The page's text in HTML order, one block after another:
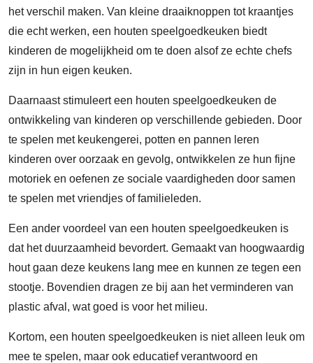
het verschil maken. Van kleine draaiknoppen tot kraantjes
die echt werken, een houten speelgoedkeuken biedt
kinderen de mogelijkheid om te doen alsof ze echte chefs
zijn in hun eigen keuken.
Daarnaast stimuleert een houten speelgoedkeuken de
ontwikkeling van kinderen op verschillende gebieden. Door
te spelen met keukengerei, potten en pannen leren
kinderen over oorzaak en gevolg, ontwikkelen ze hun fijne
motoriek en oefenen ze sociale vaardigheden door samen
te spelen met vriendjes of familieleden.
Een ander voordeel van een houten speelgoedkeuken is
dat het duurzaamheid bevordert. Gemaakt van hoogwaardig
hout gaan deze keukens lang mee en kunnen ze tegen een
stootje. Bovendien dragen ze bij aan het verminderen van
plastic afval, wat goed is voor het milieu.
Kortom, een houten speelgoedkeuken is niet alleen leuk om
mee te spelen, maar ook educatief verantwoord en